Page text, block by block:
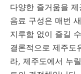
다양한 즐거움을
음료 구성은 매번
지루함 없이 즐길
결론적으로 제주도
라, 제주도에서 누